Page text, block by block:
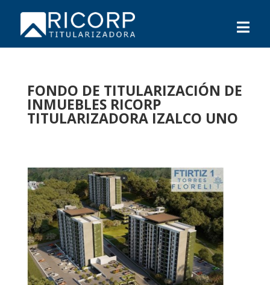
FONDO DE TITULARIZACIÓN DE
INMUEBLES RICORP
TITULARIZADORA IZALCO UNO